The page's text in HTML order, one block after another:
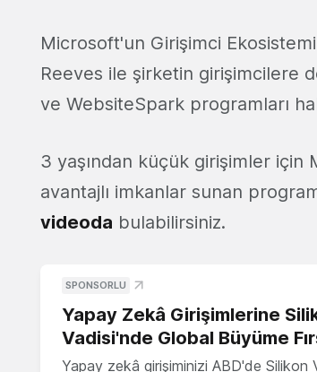
Microsoft'un Girişimci
Reeves ile şirketin girişimcilere
ve WebsiteSpark programları
3 yaşından küçük girişimler için
avantajlı imkanlar sunan
videoda bulabilirsiniz.
SPONSORLU
Yapay Zekâ Girişimlerine
Vadisi'nde Global Büyüme
Yapay zekâ girişiminizi ABD'de Silikon